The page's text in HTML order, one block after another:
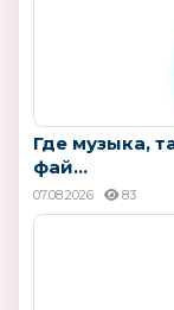
Где музыка,
фай...
07.08.2026 83